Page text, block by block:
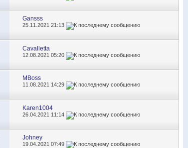
Gansss
25.11.202121:13
Cavalletta
12.08.202105:20
MBoss
11.08.202114:29
Karen1004
26.04.2021 11:14
Johney
19.04.202107:49